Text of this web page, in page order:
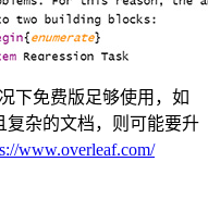
下免费版足够使用，如
复杂的文档，则可能要升
www.overleaf.com/